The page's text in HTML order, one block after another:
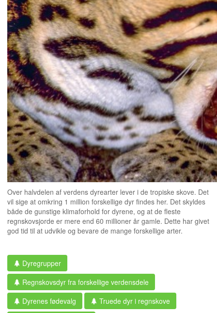
Over halvdelen af verdens dyrearter lever i de tropiske skove. Det
vil sige at omkring 1 million forskellige dyr findes her. Det skyldes
både de gunstige klimaforhold for dyrene, og at de fleste
regnskovsjorde er mere end 60 millioner år gamle. Dette har givet
god tid til at udvikle og bevare de mange forskellige arter.
Dyregrupper
Regnskovsdyr fra forskellige verdensdele
Dyrenes fødevalg
Truede dyr i regnskove